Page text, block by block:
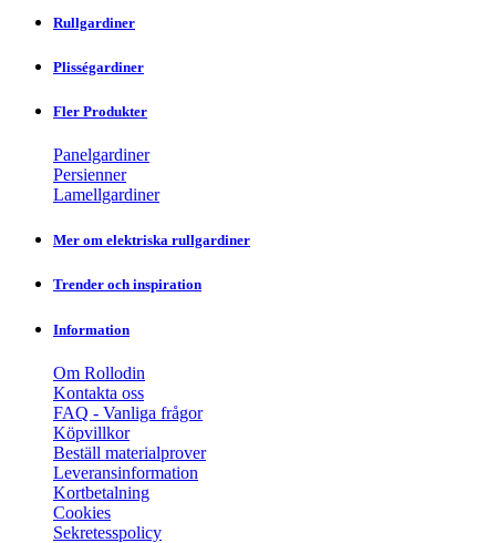
Rullgardiner
Plisségardiner
Fler Produkter
Panelgardiner
Persienner
Lamellgardiner
Mer om elektriska rullgardiner
Trender och inspiration
Information
Om Rollodin
Kontakta oss
FAQ - Vanliga frågor
Köpvillkor
Beställ materialprover
Leveransinformation
Kortbetalning
Cookies
Sekretesspolicy